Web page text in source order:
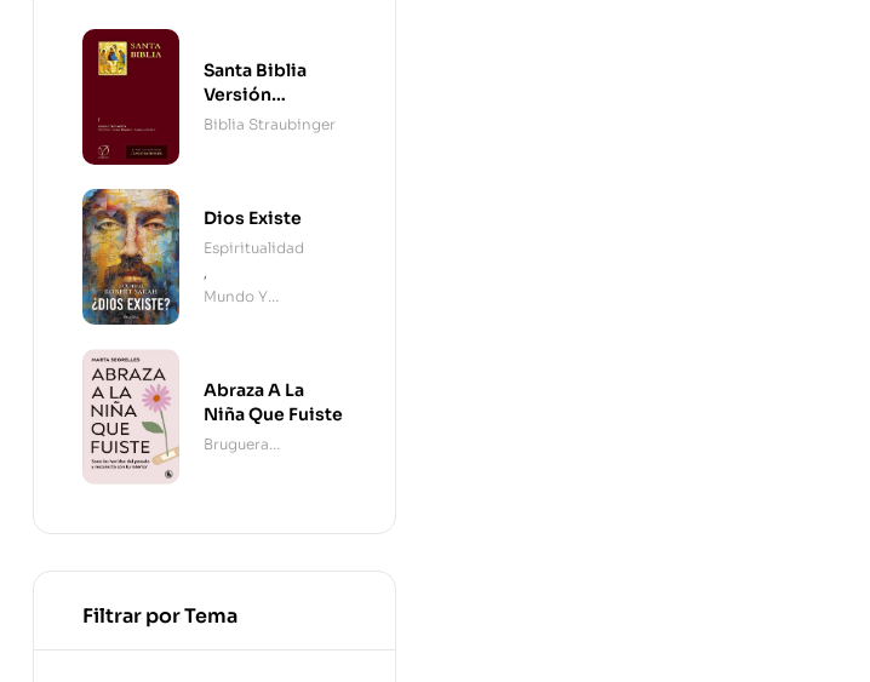
Santa Biblia
Versión
Straubinger - 2
Biblia Straubinger
Dios Existe
Espiritualidad
,
Mundo Y
Abraza A La
Niña Que Fuiste
Bruguera
Filtrar por Tema